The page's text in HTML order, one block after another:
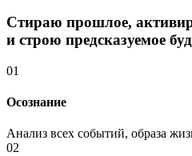
Стираю прошлое,
и строю предсказуемое
01
Осознание
Анализ всех событий, образа
02